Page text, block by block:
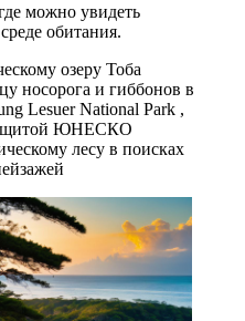
можно увидеть
обитания.
озеру Тоба
носорога и гиббонов в
Lesuer National Park ,
ЮНЕСКО
лесу в поисках